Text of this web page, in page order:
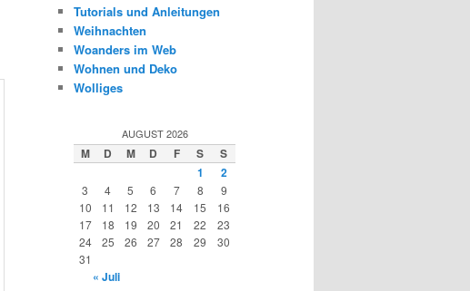
Tutorials und Anleitungen
Weihnachten
Woanders im Web
Wohnen und Deko
Wolliges
AUGUST 2026
M D M D F S
S
1
2
3 4 5 6 7 8
9
10
11 12 13 14 15
16
17
18 19 20 21 22
23
24
25 26 27 28 29
30
31
« Juli